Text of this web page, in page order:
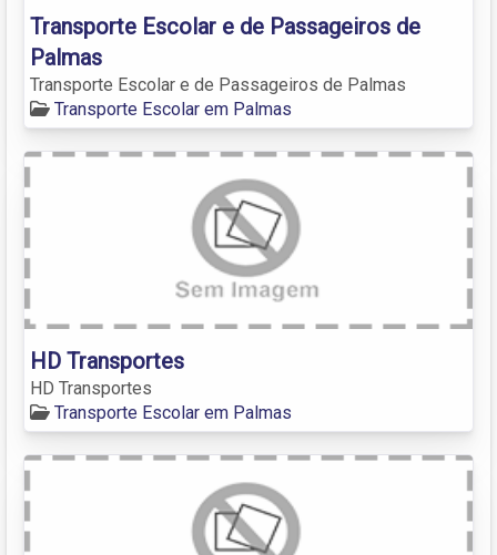
Transporte Escolar e de Passageiros de
Palmas
Transporte Escolar e de Passageiros de Palmas
Transporte Escolar em Palmas
HD Transportes
HD Transportes
Transporte Escolar em Palmas